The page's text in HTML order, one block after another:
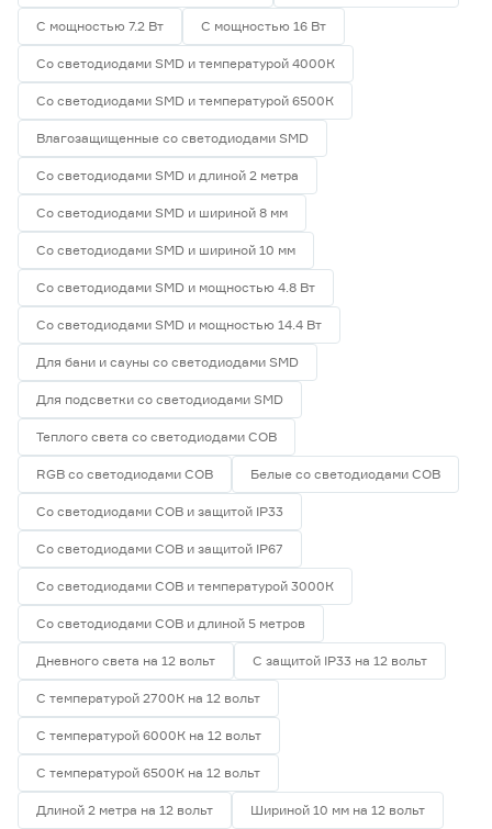
С мощностью 7.2 Вт С мощностью 16 Вт
Со светодиодами SMD и температурой 4000К
Со светодиодами SMD и температурой 6500К
Влагозащищенные со светодиодами SMD
Со светодиодами SMD и длиной 2 метра
Со светодиодами SMD и шириной 8 мм
Со светодиодами SMD и шириной 10 мм
Со светодиодами SMD и мощностью 4.8 Вт
Со светодиодами SMD и мощностью 14.4 Вт
Для бани и сауны со светодиодами SMD
Для подсветки со светодиодами SMD
Теплого света со светодиодами СОВ
RGB со светодиодами СОВ Белые со светодиодами СОВ
Со светодиодами СОВ и защитой IP33
Со светодиодами СОВ и защитой IP67
Со светодиодами СОВ и температурой 3000К
Со светодиодами СОВ и длиной 5 метров
Дневного света на 12 вольт С защитой IP33 на 12 вольт
С температурой 2700К на 12 вольт
С температурой 6000К на 12 вольт
С температурой 6500К на 12 вольт
Длиной 2 метра на 12 вольт Шириной 10 мм на 12 вольт